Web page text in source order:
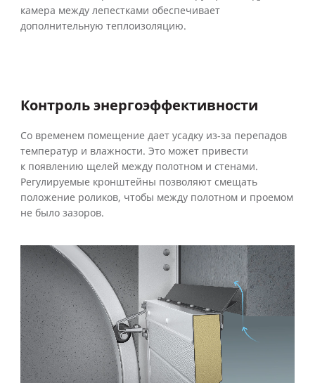
камера между лепестками обеспечивает
дополнительную теплоизоляцию.
Контроль энергоэффективности
Со временем помещение дает усадку из‑за перепадов
температур и влажности. Это может привести
к появлению щелей между полотном и стенами.
Регулируемые кронштейны позволяют смещать
положение роликов, чтобы между полотном и проемом
не было зазоров.